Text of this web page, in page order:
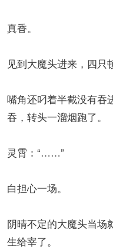
真香。
见到大魔头进来，四只
嘴角还叼着半截没有吞
吞，转头一溜烟跑了。
灵霄：“……”
白担心一场。
阴晴不定的大魔头当场
生给宰了。